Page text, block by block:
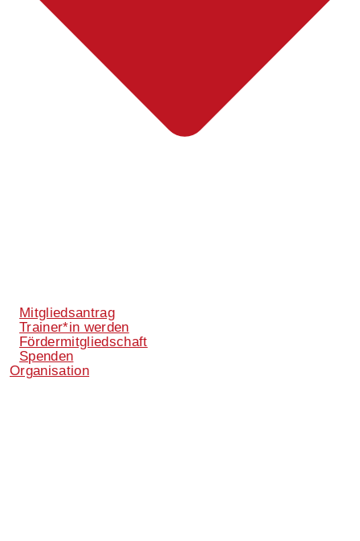
Mitgliedsantrag
Trainer*in werden
Fördermitgliedschaft
Spenden
Organisation